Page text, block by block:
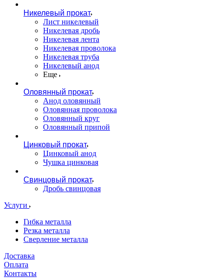
Никелевый прокат
Лист никелевый
Никелевая дробь
Никелевая лента
Никелевая проволока
Никелевая труба
Никелевый анод
Еще
Оловянный прокат
Анод оловянный
Оловянная проволока
Оловянный круг
Оловянный припой
Цинковый прокат
Цинковый анод
Чушка цинковая
Свинцовый прокат
Дробь свинцовая
Услуги
Гибка металла
Резка металла
Сверление металла
Доставка
Оплата
Контакты